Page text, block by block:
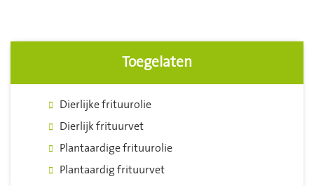
Toegelaten
Dierlijke frituurolie
Dierlijk frituurvet
Plantaardige frituurolie
Plantaardig frituurvet